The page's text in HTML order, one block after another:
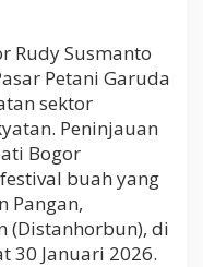
Rudy Susmanto
Petani Garuda
sektor
Peninjauan
Bogor
buah yang
Pangan,
(Distanhorbun), di
30 Januari 2026.